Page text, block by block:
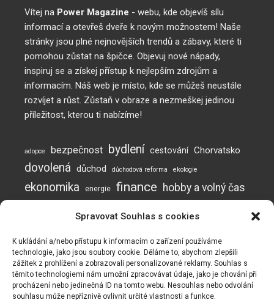
Spravovat Souhlas s cookies
K ukládání a/nebo přístupu k informacím o zařízení používáme
technologie, jako jsou soubory cookie. Děláme to, abychom zlepšili
zážitek z prohlížení a zobrazovali personalizované reklamy. Souhlas s
těmito technologiemi nám umožní zpracovávat údaje, jako je chování při
procházení nebo jedinečná ID na tomto webu. Nesouhlas nebo odvolání
souhlasu může nepříznivě ovlivnit určité vlastnosti a funkce.
Naše webové stránky používají soubory cookie ke zlepšení a
přizpůsobení vašeho zážitku a k zobrazování reklam (pokud
existují). Naše webové stránky mohou také obsahovat
Vítej na Power Magazine - webu, kde objevíš sílu
informací a otevřeš dveře k novým možnostem! Naše
stránky jsou plné nejnovějších trendů a zábavy, které ti
pomohou zůstat na špičce. Objevuj nové nápady,
inspiruj se a získej přístup k nejlepším zdrojům a
informacím. Náš web je místo, kde se můžeš neustále
rozvíjet a růst. Zůstaň v obraze a nezmeškej jedinou
příležitost, kterou ti nabízíme!
adopce bezpečnost bydlení cestování Chorvatsko
dovolená důchod důchodová reforma ekologie
ekonomika energie finance hobby a volný čas
mužská neplodnost
Neplodnost
pes plodnost podvod podvody potraviny prevence práce
psí online škola rady a tipy recyklace
spánek testosteron turismus valorizace vaření vzdělávání